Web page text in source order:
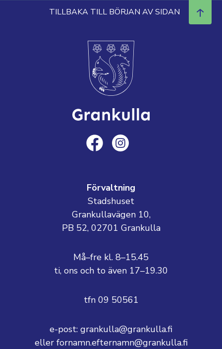
TILLBAKA TILL BÖRJAN AV SIDAN
Förvaltning
Stadshuset
Grankullavägen 10,
PB 52, 02701 Grankulla
Må–fre kl. 8–15.45
ti, ons och to även 17–19.30
tfn 09 50561
e-post: grankulla@grankulla.fi
eller fornamn.efternamn@grankulla.fi